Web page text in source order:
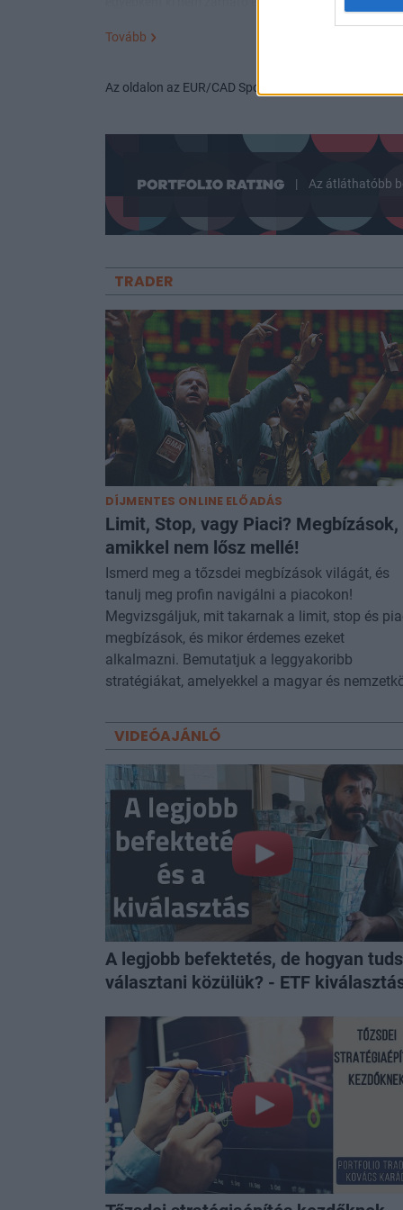
Tovább
Az oldalon az EUR/CAD Spot árfolyamalakulását
| Az átláthatóbb
TRADER
DÍJMENTES ONLINE ELŐADÁS
Limit, Stop, vagy Piaci? Megbízások,
amikkel nem lősz mellé!
Ismerd meg a tőzsdei megbízások világát, és
tanulj meg profin navigálni a piacokon!
Megvizsgáljuk, mit takarnak a limit, stop és
megbízások, és mikor érdemes ezeket
alkalmazni. Bemutatjuk a leggyakoribb
stratégiákat, amelyekkel a magyar és
VIDEÓAJÁNLÓ
A legjobb befektetés, de hogyan
választani közülük? - ETF